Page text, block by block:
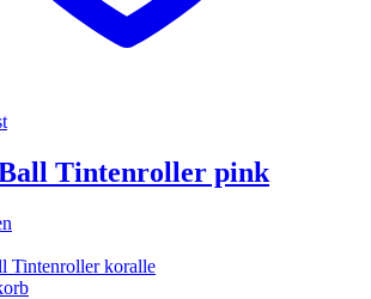
Tintenroller pink